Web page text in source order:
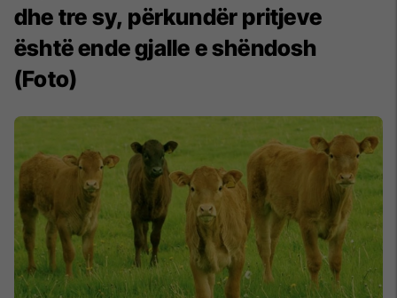
dhe tre sy, përkundër pritjeve
është ende gjalle e shëndosh
(Foto)